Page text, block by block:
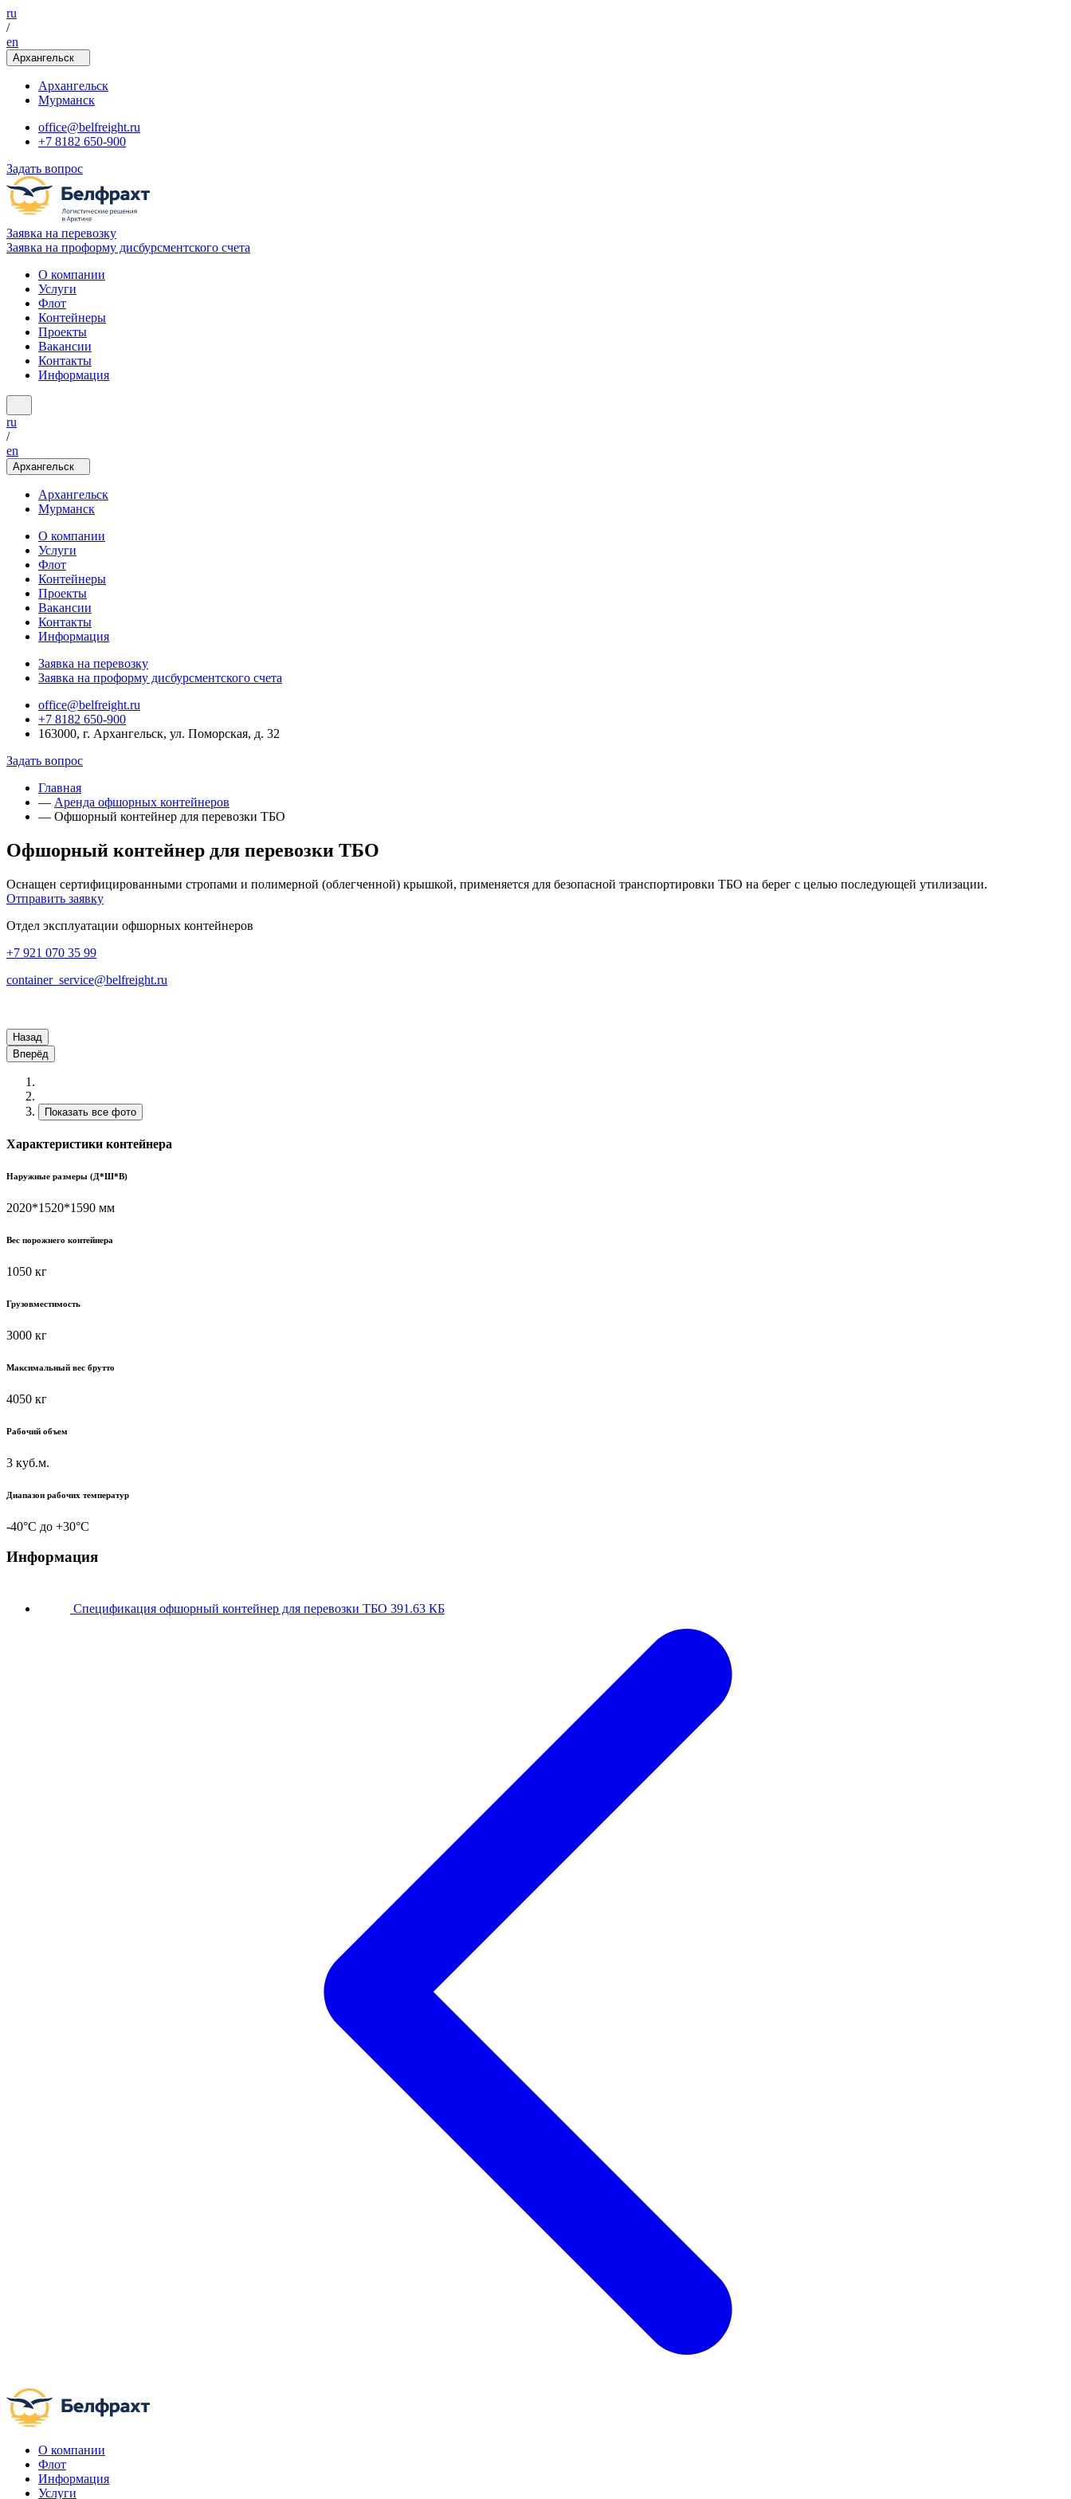
ru
/
en
Архангельск
Архангельск
Мурманск
office@belfreight.ru
+7 8182 650-900
Задать вопрос
Заявка на перевозку
Заявка на проформу дисбурсментского счета
О компании
Услуги
Флот
Контейнеры
Проекты
Вакансии
Контакты
Информация
ru
/
en
Архангельск
Архангельск
Мурманск
О компании
Услуги
Флот
Контейнеры
Проекты
Вакансии
Контакты
Информация
Заявка на перевозку
Заявка на проформу дисбурсментского счета
office@belfreight.ru
+7 8182 650-900
163000, г. Архангельск, ул. Поморская, д. 32
Задать вопрос
Главная
— Аренда офшорных контейнеров
— Офшорный контейнер для перевозки ТБО
Офшорный контейнер для перевозки ТБО
Оснащен сертифицированными стропами и полимерной (облегченной) крышкой, применяется для безопасной транспортировки ТБО на берег с целью последующей утилизации.
Отправить заявку
Отдел эксплуатации офшорных контейнеров
+7 921 070 35 99
container_service@belfreight.ru
Назад
Вперёд
Показать все фото
Характеристики контейнера
Наружные размеры (Д*Ш*В)
2020*1520*1590 мм
Вес порожнего контейнера
1050 кг
Грузовместимость
3000 кг
Максимальный вес брутто
4050 кг
Рабочий объем
3 куб.м.
Диапазон рабочих температур
-40°C до +30°C
Информация
Спецификация офшорный контейнер для перевозки ТБО 391.63 КБ
О компании
Флот
Информация
Услуги